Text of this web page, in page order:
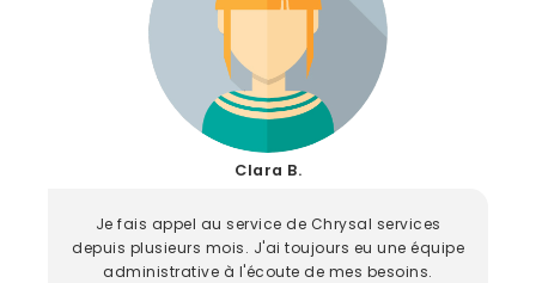
Clara B.
Je fais appel au service de Chrysal services
depuis plusieurs mois. J'ai toujours eu une équipe
administrative à l'écoute de mes besoins.